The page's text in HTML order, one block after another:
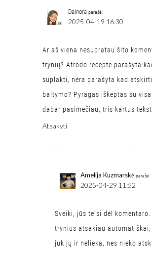
Dainora parašė:
2025-04-19 16:30
Ar aš viena nesupratau šito
trynių? Atrodo recepte parašyta
suplakti, nėra parašyta kad
baltymo? Pyragas iškeptas su
dabar pasimečiau, tris kartus
Atsakyti
Amelija Kuzmarskė parašė:
2025-04-29 11:52
Sveiki, jūs teisi dėl
trynius atsakiau automatiškai,
juk jų ir nelieka, nes nieko